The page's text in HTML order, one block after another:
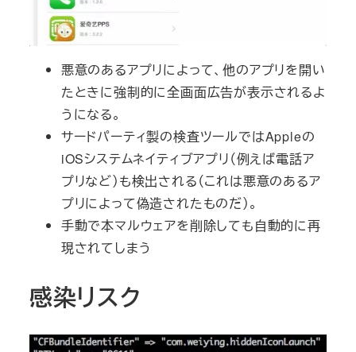
悪意のあるアプリによって、他のアプリを開い
たときに強制的に全画面広告が表示されるよ
うになる。
サードパーティ製の検査ツールではAppleの
iOSシステムネイティブアプリ（例えば電話ア
プリなど）も検出される（これは悪意のあるア
プリによって偽造されたものだ）。
手動で本マルウェアを削除しても自動的に再
現されてしまう
感染リスク